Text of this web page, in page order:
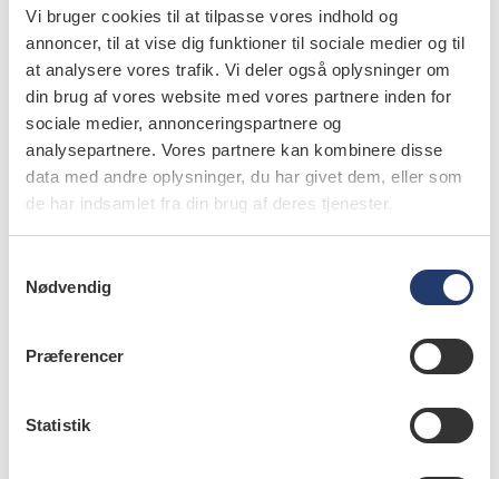
Vi bruger cookies til at tilpasse vores indhold og
annoncer, til at vise dig funktioner til sociale medier og til
at analysere vores trafik. Vi deler også oplysninger om
din brug af vores website med vores partnere inden for
sociale medier, annonceringspartnere og
analysepartnere. Vores partnere kan kombinere disse
data med andre oplysninger, du har givet dem, eller som
de har indsamlet fra din brug af deres tjenester.
Nødvendig
Præferencer
Statistik
Men hun understreger, at man ikke ved, om stigningen i
forsikringsselskabernes udgifter i sig selv fører til øget
ulighed i tandsundhed.
- Det afhænger af, hvilke ydelser der efterspørges af dem
med forsikring. Dog er det sandsynligt, at en del af de
lavtlønnede og dem, der står uden for arbejdsmarkedet,
denne gruppe ikke bruger tandlægen så ofte som de
ikke nødvendigvis, at man har dårlig